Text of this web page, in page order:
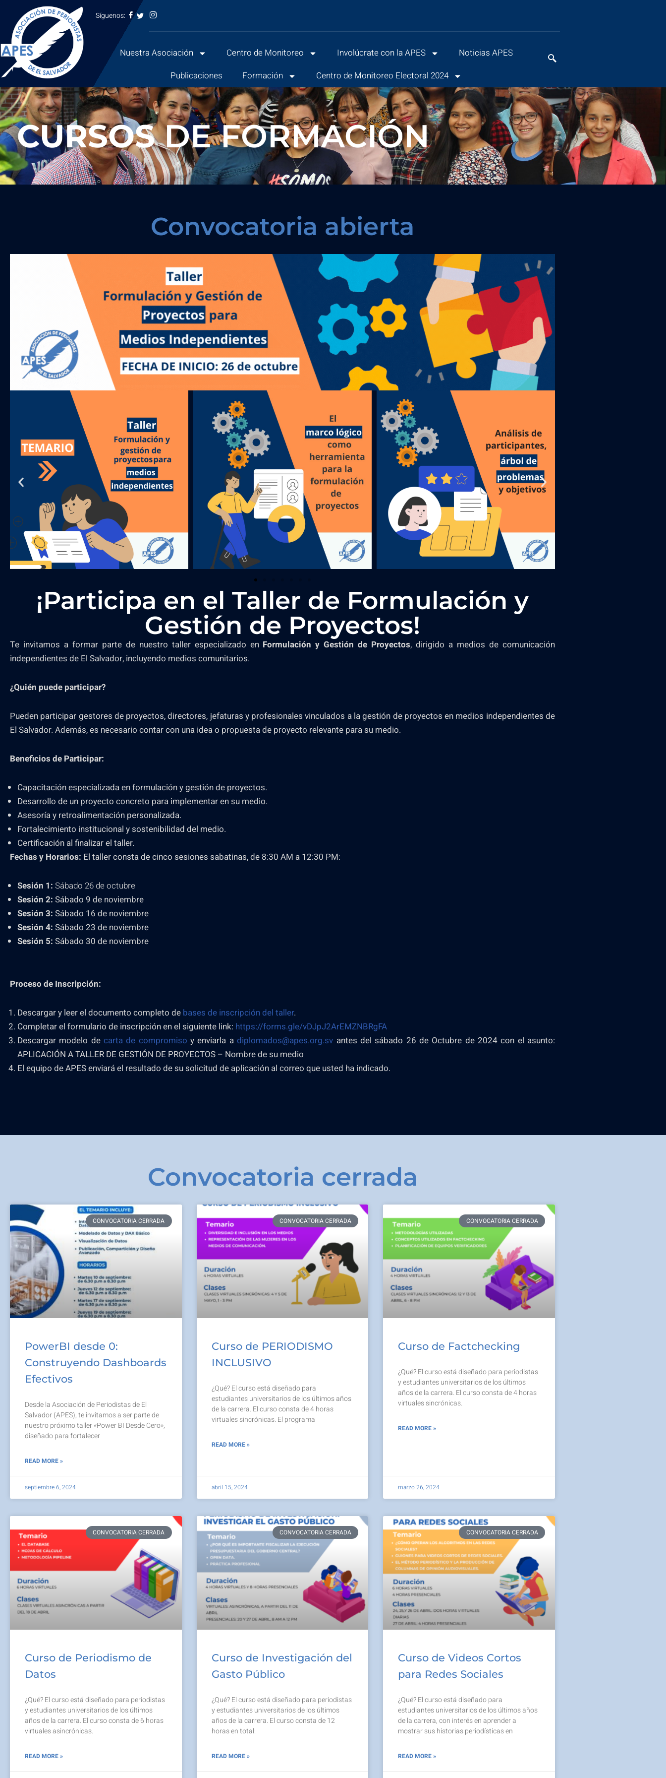
Saltar
al
contenido
Síguenos:
Nuestra Asociación Centro de Monitoreo Involúcrate con la APES
Noticias APES
Publicaciones
Formación Centro de Monitoreo Electoral 2024
CURSOSDE FORMACIÓN
Convocatoria abierta
¡Participa en el Taller de Formulación y
Gestión de Proyectos!
Te invitamos a formar parte de nuestro taller especializado en Formulación y Gestión de Proyectos, dirigido a medios de comunicación
independientes de El Salvador, incluyendo medios comunitarios.
¿Quién puede participar?
Pueden participar gestores de proyectos, directores, jefaturas y profesionales vinculados a la gestión de proyectos en medios independientes de
El Salvador. Además, es necesario contar con una idea o propuesta de proyecto relevante para su medio.
Beneficios de Participar:
Capacitación especializada en formulación y gestión de proyectos.
Desarrollo de un proyecto concreto para implementar en su medio.
Asesoría y retroalimentación personalizada.
Fortalecimiento institucional y sostenibilidad del medio.
Certificación al finalizar el taller.
Fechas y Horarios: El taller consta de cinco sesiones sabatinas, de 8:30 AM a 12:30 PM:
Sesión 1: Sábado 26 de octubre
Sesión 2: Sábado 9 de noviembre
Sesión 3: Sábado 16 de noviembre
Sesión 4: Sábado 23 de noviembre
Sesión 5: Sábado 30 de noviembre
Proceso de Inscripción:
Descargar y leer el documento completo de bases de inscripción del taller.
Completar el formulario de inscripción en el siguiente link: https://forms.gle/vDJpJ2ArEMZNBRgFA
Descargar modelo decarta de compromiso y enviarla adiplomados@apes.org.sv antes del sábado 26 de Octubre de 2024 con el asunto:
APLICACIÓN A TALLER DE GESTIÓN DE PROYECTOS – Nombre de su medio
El equipo de APES enviará el resultado de su solicitud de aplicación al correo que usted ha indicado.
Convocatoria cerrada
CONVOCATORIA CERRADA
PowerBI desde 0:
Construyendo Dashboards
Efectivos
Desde la Asociación de Periodistas de El
Salvador (APES), te invitamos a ser parte de
nuestro próximo taller «Power BI Desde Cero»,
diseñado para fortalecer
READ MORE »
septiembre 6, 2024
CONVOCATORIA CERRADA
Curso de PERIODISMO
INCLUSIVO
¿Qué? El curso está diseñado para
estudiantes universitarios de los últimos años
de la carrera. El curso consta de 4 horas
virtuales sincrónicas. El programa
READ MORE »
abril 15, 2024
CONVOCATORIA CERRADA
Curso de Factchecking
¿Qué? El curso está diseñado para periodistas
y estudiantes universitarios de los últimos
años de la carrera. El curso consta de 4 horas
virtuales sincrónicas.
READ MORE »
marzo 26, 2024
CONVOCATORIA CERRADA
Curso de Periodismo de
Datos
¿Qué? El curso está diseñado para periodistas
y estudiantes universitarios de los últimos
años de la carrera. El curso consta de 6 horas
virtuales asincrónicas.
READ MORE »
CONVOCATORIA CERRADA
Curso de Investigación del
Gasto Público
¿Qué? El curso está diseñado para periodistas
y estudiantes universitarios de los últimos
años de la carrera. El curso consta de 12
horas en total:
READ MORE »
CONVOCATORIA CERRADA
Curso de Videos Cortos
para Redes Sociales
¿Qué? El curso está diseñado para
estudiantes universitarios de los últimos años
de la carrera, con interés en aprender a
mostrar sus historias periodísticas en
READ MORE »